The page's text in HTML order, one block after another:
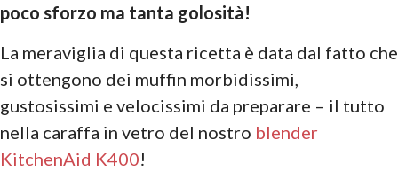
poco sforzo ma tanta golosità!
La meraviglia di questa ricetta è data dal fatto che
si ottengono dei muffin morbidissimi,
gustosissimi e velocissimi da preparare – il tutto
nella caraffa in vetro del nostro blender
KitchenAid K400!